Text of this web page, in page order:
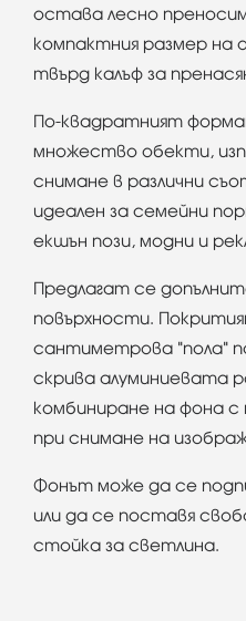
остава лесно
компактния размер на
твърд калъф за
По-квадратният
множество обекти,
снимане в различни
идеален за семейни
екшън пози, модни и
Предлагат се
повърхности.
сантиметрова "пола"
скрива алуминиевата
комбиниране на фона
при снимане на
Фонът може да се
или да се поставя
стойка за светлина.